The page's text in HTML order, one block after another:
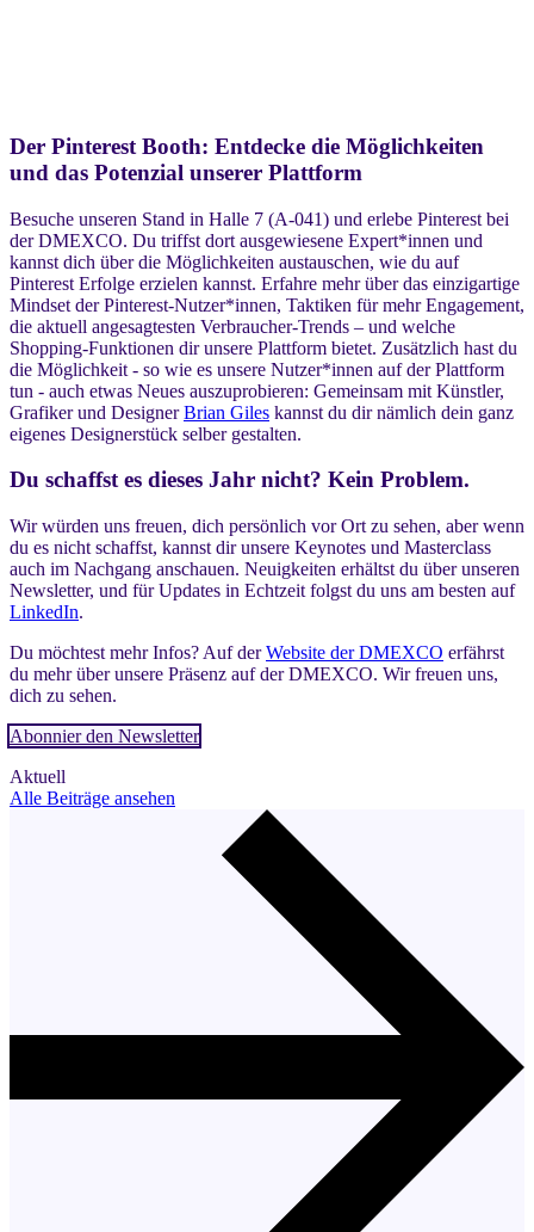
Der Pinterest Booth: Entdecke die Möglichkeiten
und das Potenzial unserer Plattform
Besuche unseren Stand in Halle 7 (A-041) und erlebe Pinterest bei
der DMEXCO. Du triffst dort ausgewiesene Expert*innen und
kannst dich über die Möglichkeiten austauschen, wie du auf
Pinterest Erfolge erzielen kannst. Erfahre mehr über das einzigartige
Mindset der Pinterest-Nutzer*innen, Taktiken für mehr Engagement,
die aktuell angesagtesten Verbraucher-Trends – und welche
Shopping-Funktionen dir unsere Plattform bietet. Zusätzlich hast du
die Möglichkeit - so wie es unsere Nutzer*innen auf der Plattform
tun - auch etwas Neues auszuprobieren: Gemeinsam mit Künstler,
Grafiker und DesignerBrian Giles kannst du dir nämlich dein ganz
eigenes Designerstück selber gestalten.
Du schaffst es dieses Jahr nicht? Kein Problem.
Wir würden uns freuen, dich persönlich vor Ort zu sehen, aber wenn
du es nicht schaffst, kannst dir unsere Keynotes und Masterclass
auch im Nachgang anschauen. Neuigkeiten erhältst du über unseren
Newsletter, und für Updates in Echtzeit folgst du uns am besten auf
LinkedIn.
Du möchtest mehr Infos? Auf derWebsite der DMEXCO erfährst
du mehr über unsere Präsenz auf der DMEXCO. Wir freuen uns,
dich zu sehen.
Abonnier den Newsletter
Aktuell
Alle Beiträge ansehen